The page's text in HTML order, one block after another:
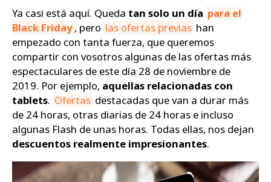
Videojuegos
Vuelos
Zapatos
Ya casi está aquí. Queda tan solo un día para el
Black Friday, pero las ofertas previas han
empezado con tanta fuerza, que queremos
compartir con vosotros algunas de las ofertas más
espectaculares de este día 28 de noviembre de
2019. Por ejemplo, aquellas relacionadas con
tablets. Ofertas destacadas que van a durar más
de 24 horas, otras diarias de 24 horas e incluso
algunas Flash de unas horas. Todas ellas, nos dejan
descuentos realmente impresionantes.